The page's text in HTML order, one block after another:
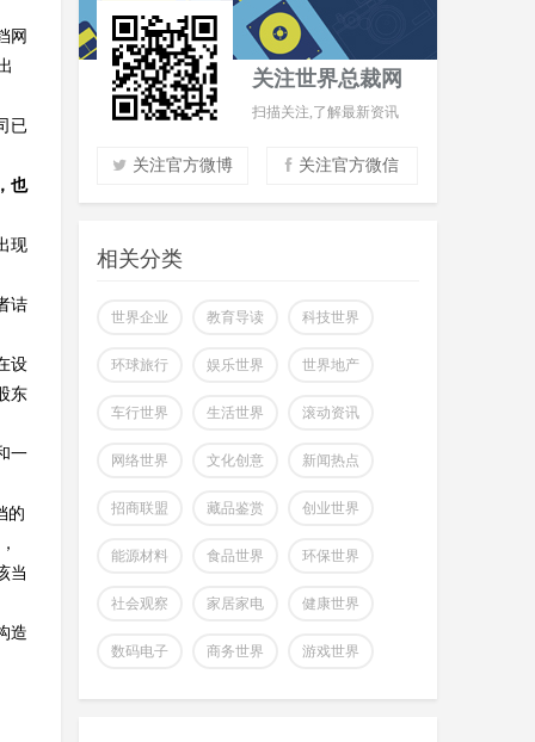
网
已
也
现
诘
设
东
一
的
当
造
关注世界总裁网
扫描关注,了解最新资讯
关注官方微博 关注官方微信
掌握市场风云动态
改变你所看到的世界
相关分类
世界企业 教育导读 科技世界
环球旅行 娱乐世界 世界地产
车行世界 生活世界 滚动资讯
网络世界 文化创意 新闻热点
招商联盟 藏品鉴赏 创业世界
能源材料 食品世界 环保世界
社会观察 家居家电 健康世界
数码电子 商务世界 游戏世界
全球首个可变形个人机器人，
上纬新材今日官宣，全球首个可